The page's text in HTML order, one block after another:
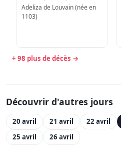
Adeliza de Louvain (née en
1103)
+ 98 plus de décès →
Découvrir d'autres jours
20 avril 21 avril 22 avril
25 avril
26 avril